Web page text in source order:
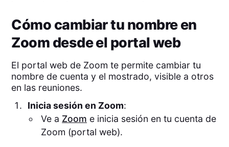
Cómo cambiar tu nombre en
Zoom desde el portal web
El portal web de Zoom te permite cambiar tu
nombre de cuenta y el mostrado, visible a otros
en las reuniones.
Inicia sesión en Zoom:
Ve a Zoom e inicia sesión en tu cuenta de
Zoom (portal web).